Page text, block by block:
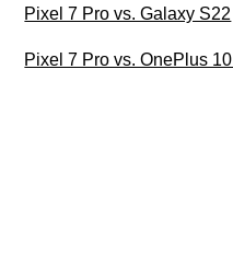
Pixel 7 Pro vs. Galaxy S22
Pixel 7 Pro vs. OnePlus